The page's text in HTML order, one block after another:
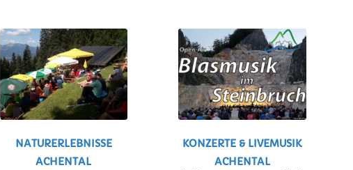
NATURERLEBNISSE
ACHENTAL
KONZERTE & LIVEMUSIK
ACHENTAL